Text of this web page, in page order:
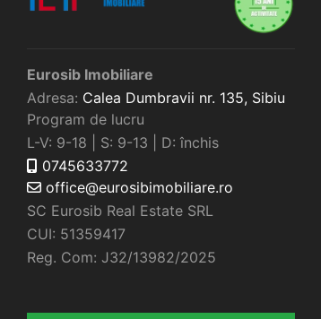
Eurosib Imobiliare
Adresa: Calea Dumbravii nr. 135, Sibiu
Program de lucru
L-V: 9-18 | S: 9-13 | D: închis
0745633772
office@eurosibimobiliare.ro
SC Eurosib Real Estate SRL
CUI: 51359417
Reg. Com: J32/13982/2025